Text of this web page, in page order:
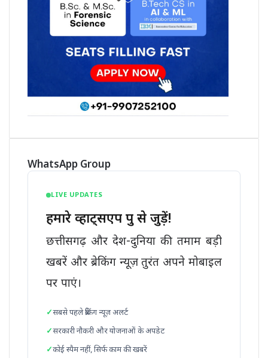
WhatsApp Group
LIVE UPDATES
हमारे व्हाट्सएप ग्रुप से जुड़ें!
छत्तीसगढ़ और देश-दुनिया की तमाम बड़ी
खबरें और ब्रेकिंग न्यूज़ तुरंत अपने मोबाइल
पर पाएं।
सबसे पहले ब्रेकिंग न्यूज़ अलर्ट
सरकारी नौकरी और योजनाओं के अपडेट
कोई स्पैम नहीं, सिर्फ काम की खबरें